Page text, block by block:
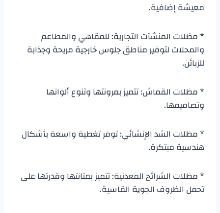
معيشة إضافية.
* مظلات المنشآت التجارية: للمقاهي والمطاعم
والمحلات لتوفير مناطق جلوس خارجية مريحة وجذابة
للزبائن.
* مظلات القماش: تتميز بمرونتها وتنوع ألوانها
وتصاميمها.
* مظلات الشد الإنشائي: توفر تغطية واسعة بأشكال
هندسية مبتكرة.
* مظلات الشرائح المعدنية: تتميز بمتانتها وقدرتها على
تحمل الظروف الجوية القاسية.